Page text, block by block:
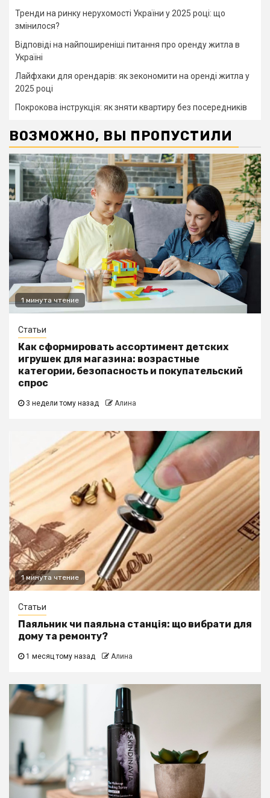
Тренди на ринку нерухомості України у 2025 році: що
змінилося?
Відповіді на найпоширеніші питання про оренду житла в
Україні
Лайфхаки для орендарів: як зекономити на оренді житла у
2025 році
Покрокова інструкція: як зняти квартиру без посередників
ВОЗМОЖНО, ВЫ ПРОПУСТИЛИ
1 минута чтение
Статьи
Как сформировать ассортимент детских
игрушек для магазина: возрастные
категории, безопасность и покупательский
спрос
3 недели тому назад Алина
1 минута чтение
Статьи
Паяльник чи паяльна станція: що вибрати для
дому та ремонту?
1 месяц тому назад Алина